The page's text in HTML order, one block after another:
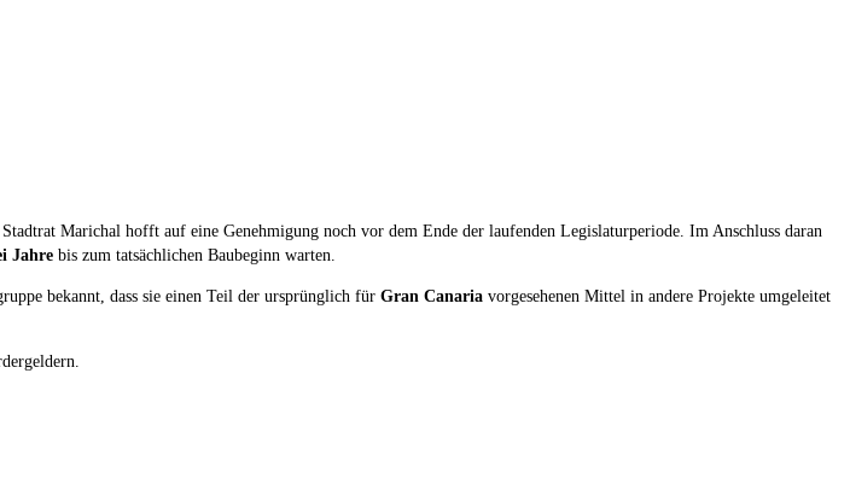
Marichal hofft auf eine Genehmigung noch vor dem Ende der laufenden Legislaturperiode. Im Anschluss daran
Jahre bis zum tatsächlichen Baubeginn warten.
bekannt, dass sie einen Teil der ursprünglich für Gran Canaria vorgesehenen Mittel in andere Projekte umgeleitet